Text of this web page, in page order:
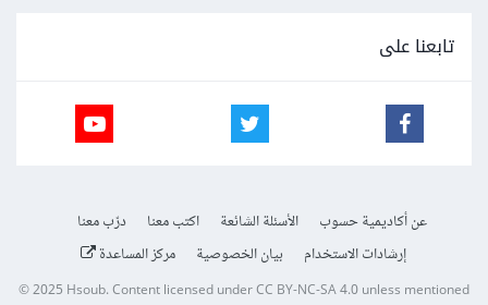
تابعنا على
عن أكاديمية حسوب الأسئلة الشائعة اكتب معنا
درّب معنا
إرشادات الاستخدام
بيان الخصوصية مركز المساعدة
© 2025Hsoub.Content licensed underCC BY-NC-SA 4.0unless mentioned